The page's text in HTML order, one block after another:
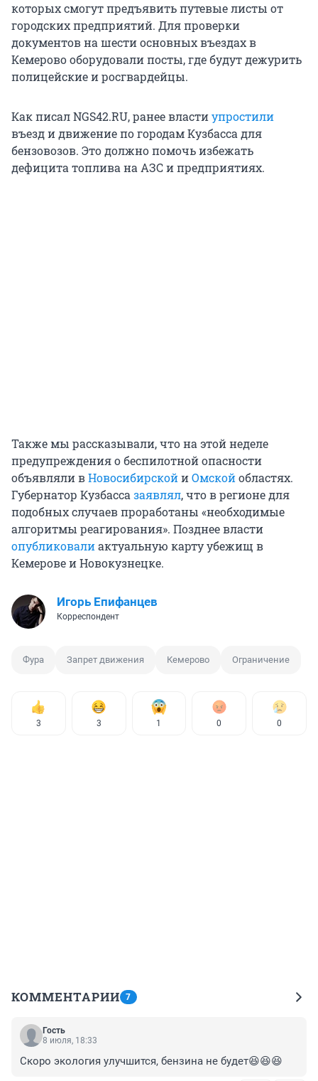
которых смогут предъявить путевые листы от
городских предприятий. Для проверки
документов на шести основных въездах в
Кемерово оборудовали посты, где будут дежурить
полицейские и росгвардейцы.
Как писал NGS42.RU, ранее властиупростили
въезд и движение по городам Кузбасса для
бензовозов. Это должно помочь избежать
дефицита топлива на АЗС и предприятиях.
Также мы рассказывали, что на этой неделе
предупреждения о беспилотной опасности
объявляли вНовосибирскойиОмскойобластях.
Губернатор Кузбассазаявлял, что в регионе для
подобных случаев проработаны «необходимые
алгоритмы реагирования». Позднее власти
опубликовалиактуальную карту убежищ в
Кемерове и Новокузнецке.
Игорь Епифанцев
Корреспондент
Фура Запрет движения Кемерово Ограничение
3 3 1 0 0
КОММЕНТАРИИ 7
Гость
8 июля, 18:33
Скоро экология улучшится, бензина не будет😆😆😆